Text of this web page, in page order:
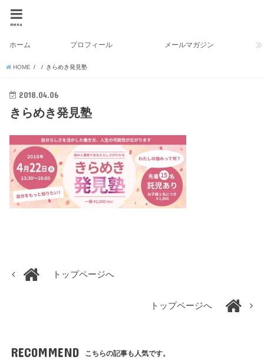
menu
ホーム プロフィール メールマガジン
HOME きらめき発見塾
2018.04.06
きらめき発見塾
トップページへ
トップページへ
RECOMMEND こちらの記事も人気です。